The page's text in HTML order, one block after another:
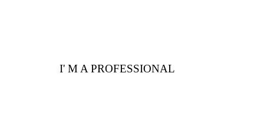
I' M A PROFESSIONAL